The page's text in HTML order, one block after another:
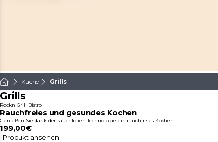
Küche Grills
Grills
Rockn'Grill Bistro
Rauchfreies und gesundes Kochen
Genießen Sie dank der rauchfreien Technologie ein rauchfreies Kochen.
199,00€
Produkt ansehen